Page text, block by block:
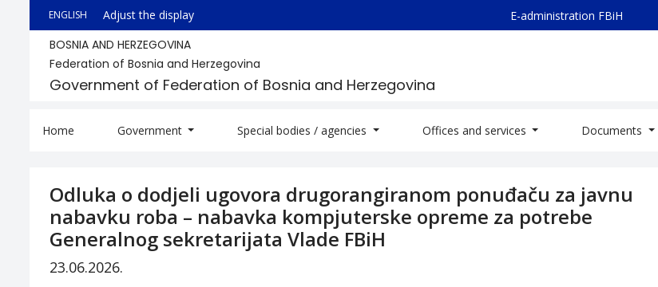
ENGLISH Adjust the display E-administration FBiH
BOSNIA AND HERZEGOVINA
Federation of Bosnia and Herzegovina
Government of Federation of Bosnia and Herzegovina
Home Government Special bodies / agencies Offices and services Documents
Odluka o dodjeli ugovora drugorangiranom ponuđaču za javnu
nabavku roba – nabavka kompjuterske opreme za potrebe
Generalnog sekretarijata Vlade FBiH
23.06.2026.